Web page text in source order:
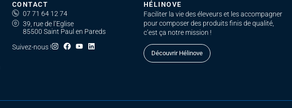
CONTACT
07 71 64 12 74
39, rue de l’Eglise
85500 Saint Paul en Pareds
Suivez-nous !
HÉLINOVE
Faciliter la vie des éleveurs et les accompagner
pour composer des produits finis de qualité,
c’est ça notre mission !
Découvrir Hélinove